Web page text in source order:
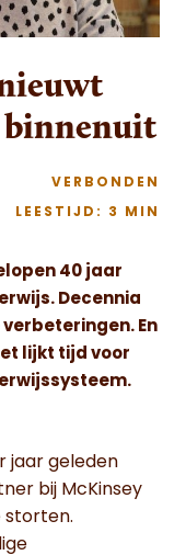
VERBONDEN
LEESTIJD: 3 MIN
40 jaar
Decennia
En
lijkt tijd voor
jaar geleden
bij McKinsey
storten.